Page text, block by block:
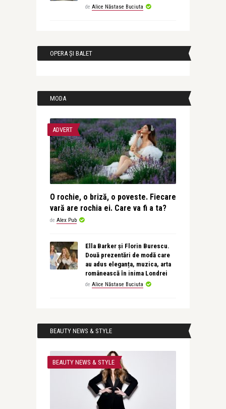
de Alice Năstase Buciuta
OPERA ȘI BALET
MODA
ADVERT
O rochie, o briză, o poveste. Fiecare
vară are rochia ei. Care va fi a ta?
de Alex Pub
Ella Barker și Florin Burescu.
Două prezentări de modă care
au adus eleganța, muzica, arta
românească în inima Londrei
de Alice Năstase Buciuta
BEAUTY NEWS & STYLE
BEAUTY NEWS & STYLE